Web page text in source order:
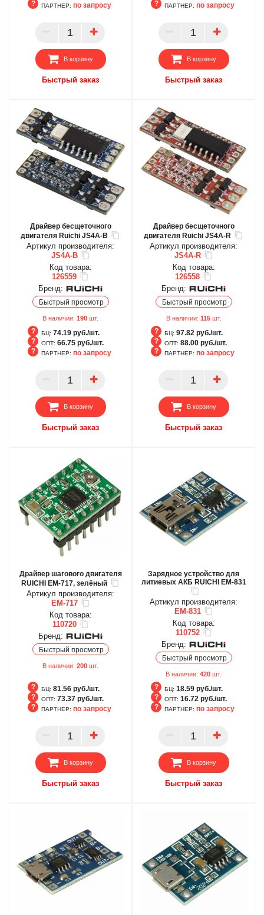
ПАРТНЕР
ПАРТНЕР: по запросу
В корзину
Быстрый заказ
ПАРТНЕР
ПАРТНЕР: по запросу
В корзину
Быстрый заказ
Драйвер бесщеточного
двигателя Ruichi JS4A-B
Артикул производителя:
JS4A-B
Код товара:
126559
Бренд:
Быстрый просмотр
В наличии: 190 шт.
БЦ: 74.19 руб./шт.
ОПТ: 66.75 руб./шт.
ПАРТНЕР
ПАРТНЕР: по запросу
В корзину
Быстрый заказ
Драйвер бесщеточного
двигателя Ruichi JS4A-R
Артикул производителя:
JS4A-R
Код товара:
126558
Бренд:
Быстрый просмотр
В наличии: 115шт.
БЦ: 97.82 руб./шт.
ОПТ: 88.00 руб./шт.
ПАРТНЕР
ПАРТНЕР: по запросу
В корзину
Быстрый заказ
Драйвер шагового двигателя
RUICHI EM-717, зелёный
Артикул производителя:
EM-717
Код товара:
110720
Бренд:
Быстрый просмотр
В наличии: 200 шт.
БЦ: 81.56 руб./шт.
ОПТ: 73.37 руб./шт.
ПАРТНЕР
ПАРТНЕР: по запросу
В корзину
Быстрый заказ
Зарядное устройство для
литиевых АКБ RUICHI EM-831
Артикул производителя:
EM-831
Код товара:
110752
Бренд:
Быстрый просмотр
В наличии: 420 шт.
БЦ: 18.59 руб./шт.
ОПТ: 16.72 руб./шт.
ПАРТНЕР
ПАРТНЕР: по запросу
В корзину
Быстрый заказ